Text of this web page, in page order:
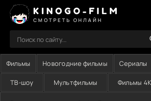
KINOGO-FILM
СМОТРЕТЬ ОНЛАЙН
Фильмы Новогодние фильмы Сериалы
ТВ-шоу Мультфильмы Фильмы 4K